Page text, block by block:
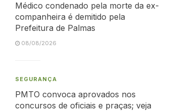
Médico condenado pela morte da ex-
companheira é demitido pela
Prefeitura de Palmas
08/08/2026
SEGURANÇA
PMTO convoca aprovados nos
concursos de oficiais e praças; veja